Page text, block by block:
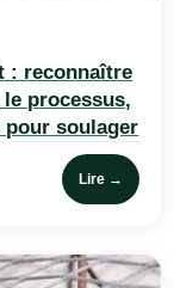
: reconnaître
processus,
pour soulager
Lire →